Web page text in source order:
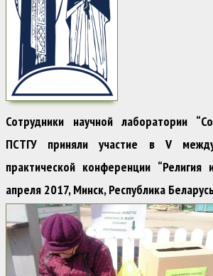
Сотрудники научной лаборатории
ПСТГУ приняли участие в V
практической конференции
апреля 2017, Минск, Республика